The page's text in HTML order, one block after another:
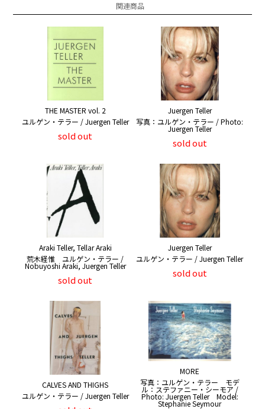
関連商品
THE MASTER vol. 2
ユルゲン・テラー / Juergen Teller
sold out
Juergen Teller
写真：ユルゲン・テラー / Photo:
Juergen Teller
sold out
Araki Teller, Tellar Araki
荒木経惟 ユルゲン・テラー /
Nobuyoshi Araki, Juergen Teller
sold out
Juergen Teller
ユルゲン・テラー / Juergen Teller
sold out
CALVES AND THIGHS
ユルゲン・テラー / Juergen Teller
MORE
写真：ユルゲン・テラー モデ
ル：ステファニー・シーモア /
Photo: Juergen Teller Model:
Stephanie Seymour